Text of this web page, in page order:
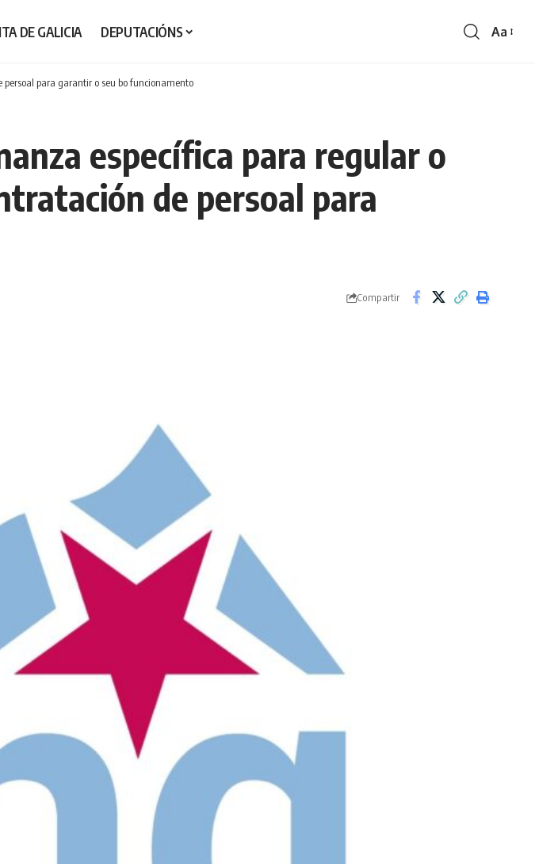
DE GALICIA DEPUTACIÓNS Aa
persoal para garantir o seu bo funcionamento
específica para regular o
de persoal para
Compartir